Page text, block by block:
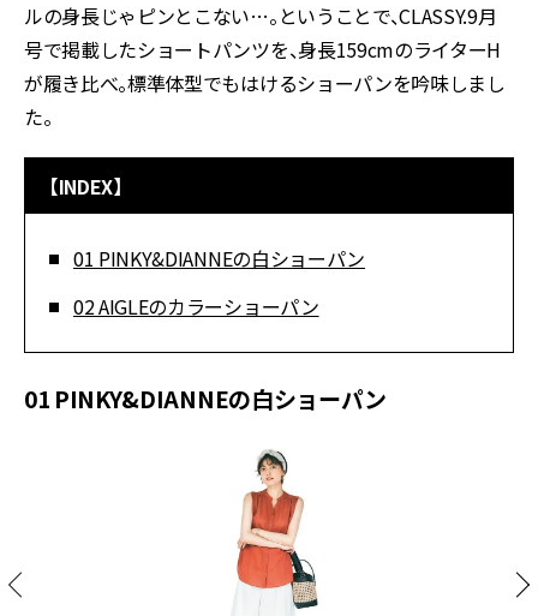
ルの身長じゃピンとこない…。ということで、CLASSY.9月
号で掲載したショートパンツを、身長159cmのライターH
が履き比べ。標準体型でもはけるショーパンを吟味しまし
た。
【INDEX】
01 PINKY&DIANNEの白ショーパン
02 AIGLEのカラーショーパン
01 PINKY&DIANNEの白ショーパン